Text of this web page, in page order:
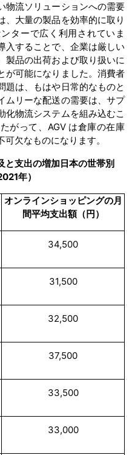
物流ソリューションへの需要
、大量の製品を効率的に取り
ターで広く利用されていま
入することで、企業は厳しい
製品の出荷および取り扱いに
が可能になりました。消費者
題は、もはや日常的なものと
ムリーな配送の需要は、サプ
化物流システムを組み込むこ
がって、AGV は倉庫の在庫
欠なものになります。
と支出の増加日本の世帯別
年）
オンラインショッピングの月
間平均支出額（円）
34,500
31,500
32,500
37,500
33,500
33,000